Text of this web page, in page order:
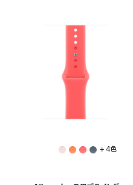
+ 4色